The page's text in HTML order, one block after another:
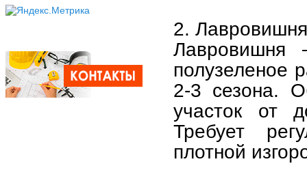
2.
Лавровишня
полузеленое
2-3 сезона.
участок от
Требует
плотной